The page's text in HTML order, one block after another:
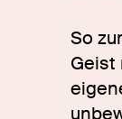
So
Geist